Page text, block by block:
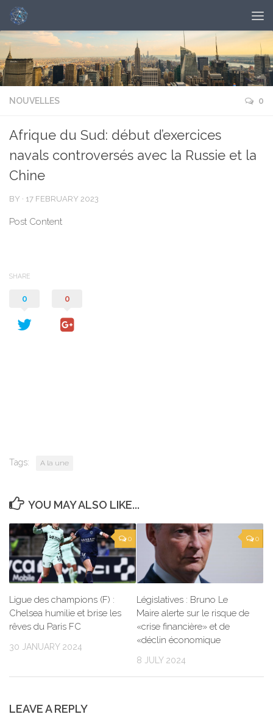
NOUVELLES 0
Afrique du Sud: début d’exercices
navals controversés avec la Russie et la
Chine
BY · 17 FEBRUARY 2023
Post Content
SHARE
0 0
Tags: A la une
YOU MAY ALSO LIKE...
0
Ligue des champions (F) :
Chelsea humilie et brise les
rêves du Paris FC
30 JANUARY 2024
0
Législatives : Bruno Le
Maire alerte sur le risque de
«crise financière» et de
«déclin économique
8 JULY 2024
LEAVE A REPLY